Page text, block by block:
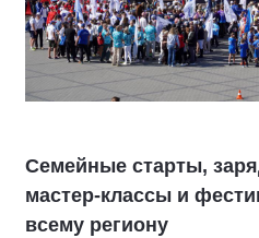
Семейные старты,
мастер-классы и
всему региону